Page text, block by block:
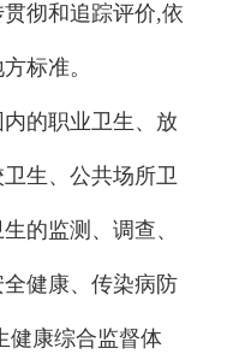
彻和追踪评价,依
标准。
内的职业卫生、放
生、公共场所卫
的监测、调查、
健康、传染病防
健康综合监督体